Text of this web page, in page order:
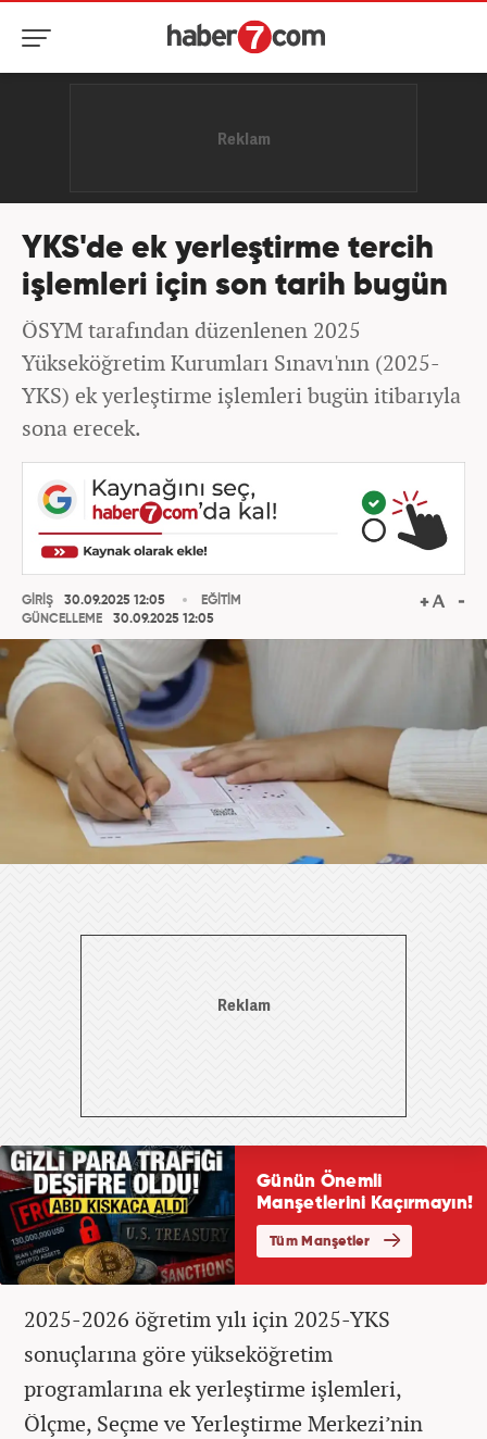
YKS'de ek yerleştirme tercih
işlemleri için son tarih bugün
ÖSYM tarafından düzenlenen 2025
Yükseköğretim Kurumları Sınavı'nın (2025-
YKS) ek yerleştirme işlemleri bugün itibarıyla
sona erecek.
GİRİŞ
30.09.2025 12:05
GÜNCELLEME
30.09.2025 12:05
EĞİTİM
2025-2026 öğretim yılı için 2025-YKS
sonuçlarına göre yükseköğretim
programlarına ek yerleştirme işlemleri,
Ölçme, Seçme ve Yerleştirme Merkezi’nin